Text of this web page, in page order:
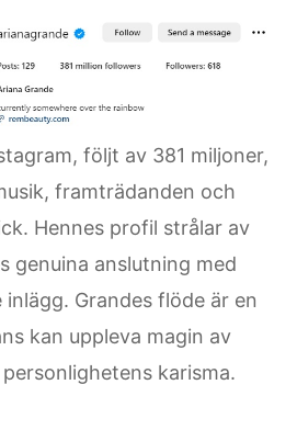
följt av 381 miljoner,
framträdanden och
Hennes profil strålar av
genuina anslutning med
Grandes flöde är en
kan uppleva magin av
karisma.